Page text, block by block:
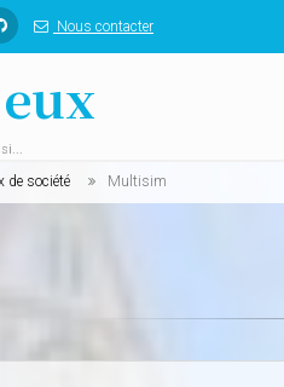
Nous contacter
de société Multisim